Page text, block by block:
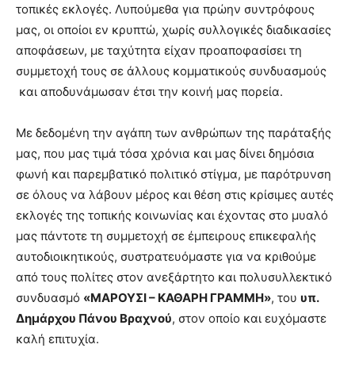
τοπικές εκλογές. Λυπούμεθα για πρώην συντρόφους
μας, οι οποίοι εν κρυπτώ, χωρίς συλλογικές διαδικασίες
αποφάσεων, με ταχύτητα είχαν προαποφασίσει τη
συμμετοχή τους σε άλλους κομματικούς συνδυασμούς
και αποδυνάμωσαν έτσι την κοινή μας πορεία.
Με δεδομένη την αγάπη των ανθρώπων της παράταξής
μας, που μας τιμά τόσα χρόνια και μας δίνει δημόσια
φωνή και παρεμβατικό πολιτικό στίγμα, με παρότρυνση
σε όλους να λάβουν μέρος και θέση στις κρίσιμες αυτές
εκλογές της τοπικής κοινωνίας και έχοντας στο μυαλό
μας πάντοτε τη συμμετοχή σε έμπειρους επικεφαλής
αυτοδιοικητικούς, συστρατευόμαστε για να κριθούμε
από τους πολίτες στον ανεξάρτητο και πολυσυλλεκτικό
συνδυασμό «ΜΑΡΟΥΣΙ – ΚΑΘΑΡΗ ΓΡΑΜΜΗ», του υπ.
Δημάρχου Πάνου Βραχνού, στον οποίο και ευχόμαστε
καλή επιτυχία.